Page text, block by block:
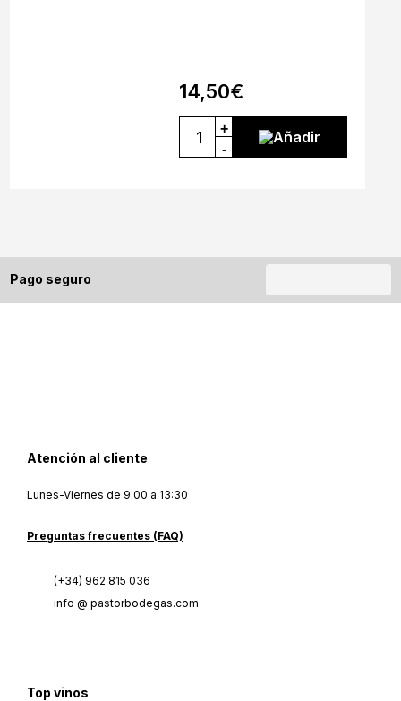
14,50€
+
-
Añadir
Pago seguro
Atención al cliente
Lunes-Viernes de 9:00 a 13:30
Preguntas frecuentes (FAQ)
(+34) 962 815 036
info @ pastorbodegas.com
Top vinos